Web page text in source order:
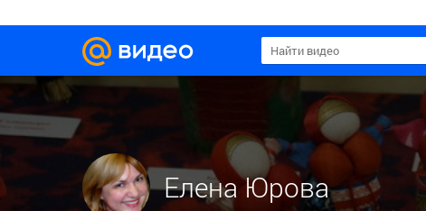
Елена Юрова